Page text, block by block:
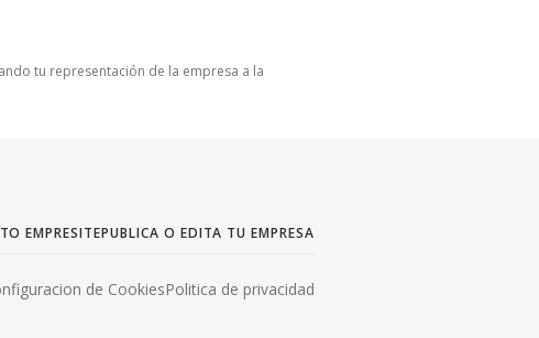
tu representación de la empresa a la
EMPRESITEPUBLICA O EDITA TU EMPRESA
de CookiesPolitica de privacidad